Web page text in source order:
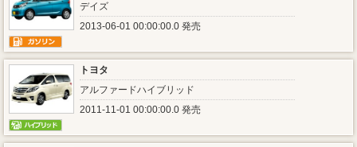
デイズ
2013-06-01 00:00:00.0 発売
トヨタ
アルファードハイブリッド
2011-11-01 00:00:00.0 発売